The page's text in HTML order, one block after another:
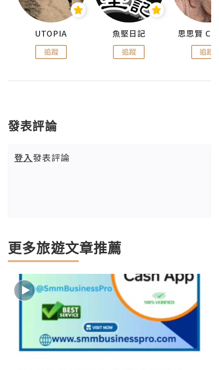
UTOPIA
追蹤
魚堅日記
追蹤 追蹤
發表評論
登入發表評論
更多旅遊文章推薦